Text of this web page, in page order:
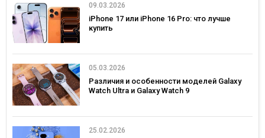
09.03.2026
iPhone 17 или iPhone 16 Pro: что лучше
купить
05.03.2026
Различия и особенности моделей Galaxy
Watch Ultra и Galaxy Watch 9
25.02.2026